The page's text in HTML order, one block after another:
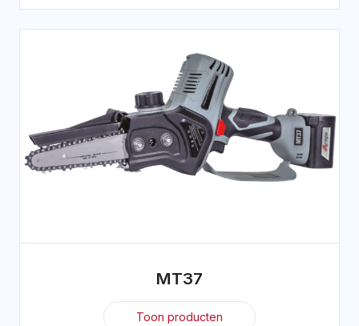
MT37
Toon producten